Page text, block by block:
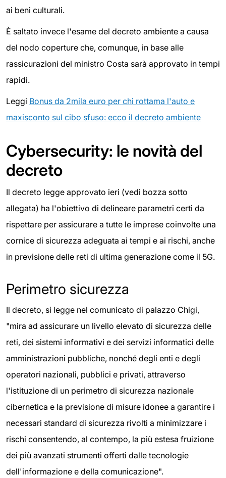
ai beni culturali.
È saltato invece l'esame del decreto ambiente a causa
del nodo coperture che, comunque, in base alle
rassicurazioni del ministro Costa sarà approvato in tempi
rapidi.
Leggi Bonus da 2mila euro per chi rottama l'auto e
maxisconto sul cibo sfuso: ecco il decreto ambiente
Cybersecurity: le novità del
decreto
Il decreto legge approvato ieri (vedi bozza sotto
allegata) ha l'obiettivo di delineare parametri certi da
rispettare per assicurare a tutte le imprese coinvolte una
cornice di sicurezza adeguata ai tempi e ai rischi, anche
in previsione delle reti di ultima generazione come il 5G.
Perimetro sicurezza
Il decreto, si legge nel comunicato di palazzo Chigi,
"mira ad assicurare un livello elevato di sicurezza delle
reti, dei sistemi informativi e dei servizi informatici delle
amministrazioni pubbliche, nonché degli enti e degli
operatori nazionali, pubblici e privati, attraverso
l'istituzione di un perimetro di sicurezza nazionale
cibernetica e la previsione di misure idonee a garantire i
necessari standard di sicurezza rivolti a minimizzare i
rischi consentendo, al contempo, la più estesa fruizione
dei più avanzati strumenti offerti dalle tecnologie
dell'informazione e della comunicazione".